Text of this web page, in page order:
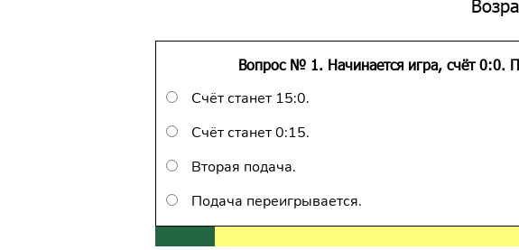
Вопрос № 1. Начинается игра, счёт 0:0.
Счёт станет 15:0.
Счёт станет 0:15.
Вторая подача.
Подача переигрывается.